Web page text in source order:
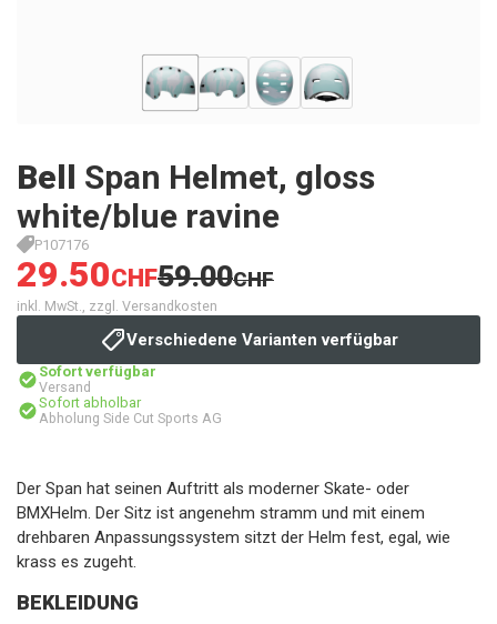
Bell Span Helmet, gloss
white/blue ravine
P107176
29.50CHF59.00CHF
inkl. MwSt., zzgl. Versandkosten
Verschiedene Varianten verfügbar
Sofort verfügbar
Versand
Sofort abholbar
Abholung Side Cut Sports AG
Der Span hat seinen Auftritt als moderner Skate- oder
BMXHelm. Der Sitz ist angenehm stramm und mit einem
drehbaren Anpassungssystem sitzt der Helm fest, egal, wie
krass es zugeht.
BEKLEIDUNG